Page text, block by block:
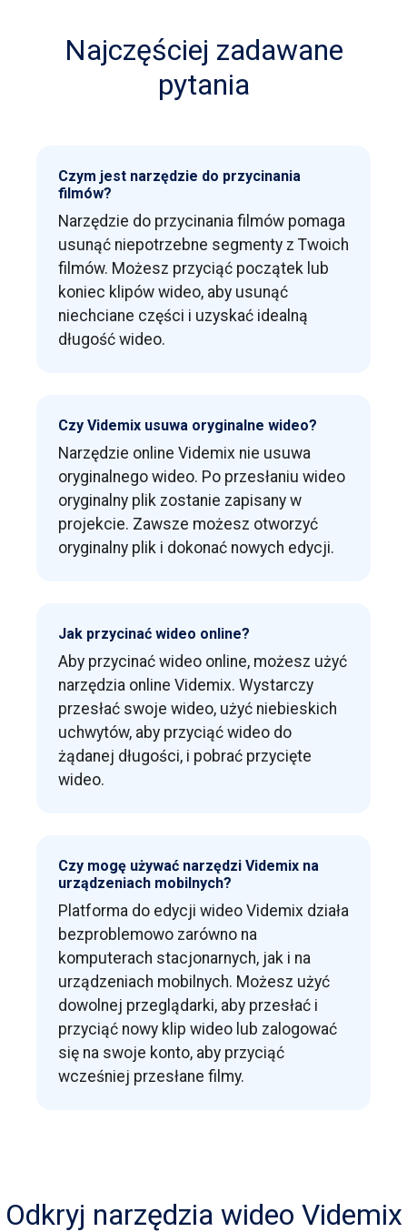
Najczęściej zadawane
pytania
Czym jest narzędzie do przycinania
filmów?
Narzędzie do przycinania filmów pomaga
usunąć niepotrzebne segmenty z Twoich
filmów. Możesz przyciąć początek lub
koniec klipów wideo, aby usunąć
niechciane części i uzyskać idealną
długość wideo.
Czy Videmix usuwa oryginalne wideo?
Narzędzie online Videmix nie usuwa
oryginalnego wideo. Po przesłaniu wideo
oryginalny plik zostanie zapisany w
projekcie. Zawsze możesz otworzyć
oryginalny plik i dokonać nowych edycji.
Jak przycinać wideo online?
Aby przycinać wideo online, możesz użyć
narzędzia online Videmix. Wystarczy
przesłać swoje wideo, użyć niebieskich
uchwytów, aby przyciąć wideo do
żądanej długości, i pobrać przycięte
wideo.
Czy mogę używać narzędzi Videmix na
urządzeniach mobilnych?
Platforma do edycji wideo Videmix działa
bezproblemowo zarówno na
komputerach stacjonarnych, jak i na
urządzeniach mobilnych. Możesz użyć
dowolnej przeglądarki, aby przesłać i
przyciąć nowy klip wideo lub zalogować
się na swoje konto, aby przyciąć
wcześniej przesłane filmy.
Odkryj narzędzia wideo Videmix